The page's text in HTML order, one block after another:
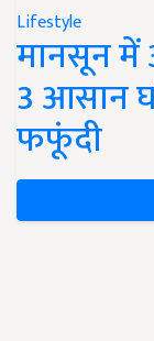
Lifestyle
मानसून में
3 आसान
फफूंदी